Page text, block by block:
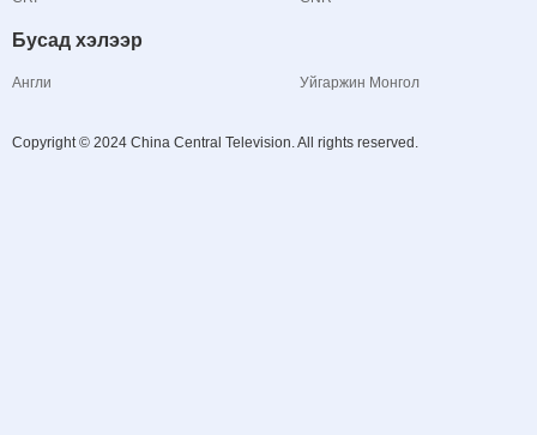
Бусад хэлээр
Англи Уйгаржин Монгол
Copyright © 2024 China Central Television. All rights reserved.